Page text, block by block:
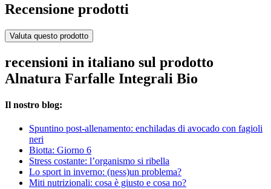
Recensione prodotti
Valuta questo prodotto
recensioni in italiano sul prodotto
Alnatura Farfalle Integrali Bio
Il nostro blog:
Spuntino post-allenamento: enchiladas di avocado con fagioli
neri
Biotta: Giorno 6
Stress costante: l’organismo si ribella
Lo sport in inverno: (ness)un problema?
Miti nutrizionali: cosa è giusto e cosa no?